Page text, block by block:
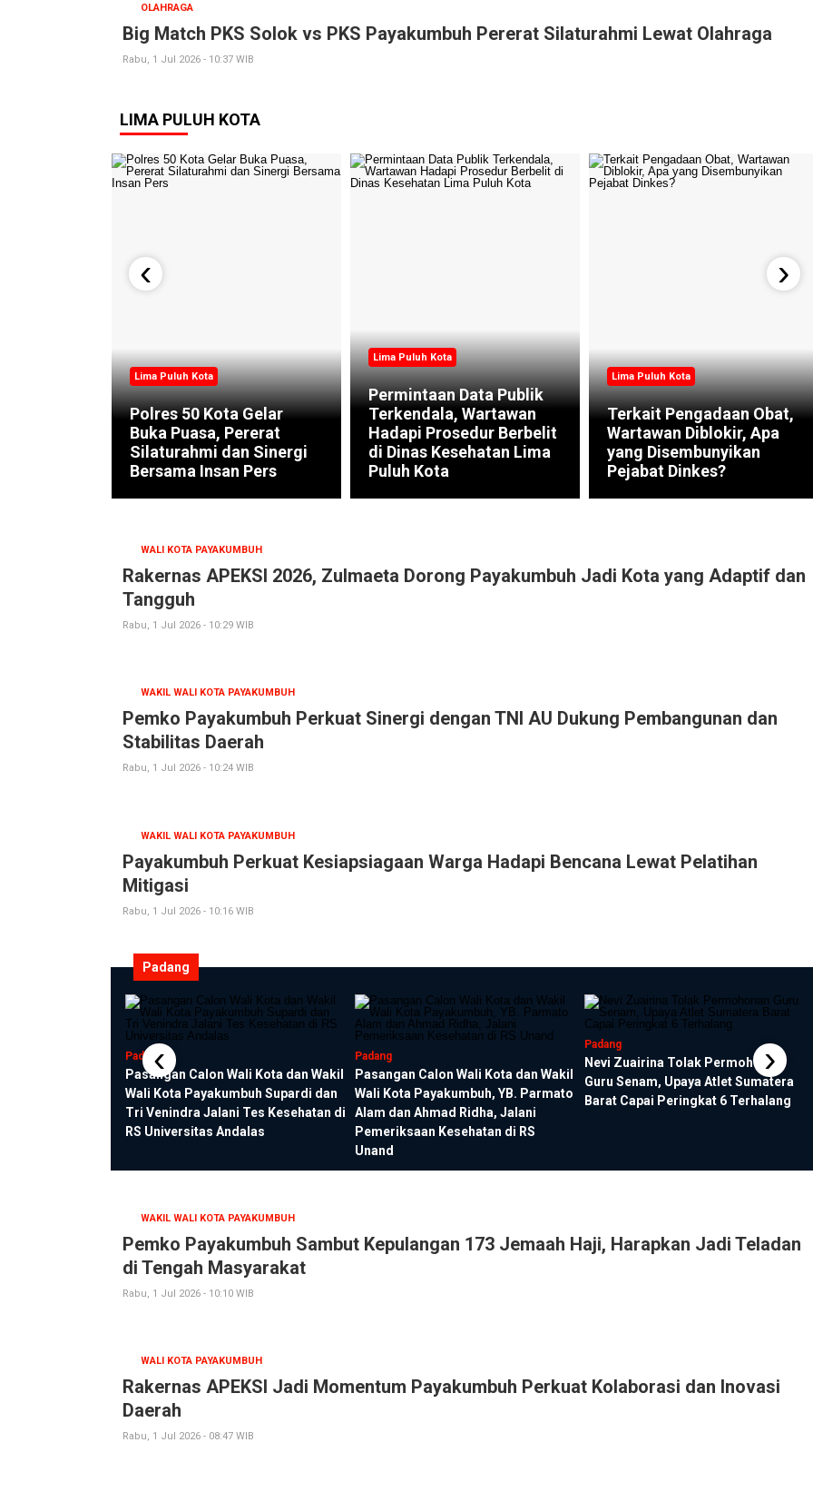
OLAHRAGA
Big Match PKS Solok vs PKS Payakumbuh Pererat Silaturahmi Lewat Olahraga
Rabu, 1 Jul 2026 - 10:37 WIB
LIMA PULUH KOTA
Lima Puluh Kota
Polres 50 Kota Gelar
Buka Puasa, Pererat
Silaturahmi dan Sinergi
Bersama Insan Pers
Lima Puluh Kota
Permintaan Data Publik
Terkendala, Wartawan
Hadapi Prosedur Berbelit
di Dinas Kesehatan Lima
Puluh Kota
Lima Puluh Kota
Terkait Pengadaan Obat,
Wartawan Diblokir, Apa
yang Disembunyikan
Pejabat Dinkes?
‹ ›
WALI KOTA PAYAKUMBUH
Rakernas APEKSI 2026, Zulmaeta Dorong Payakumbuh Jadi Kota yang Adaptif dan
Tangguh
Rabu, 1 Jul 2026 - 10:29 WIB
WAKIL WALI KOTA PAYAKUMBUH
Pemko Payakumbuh Perkuat Sinergi dengan TNI AU Dukung Pembangunan dan
Stabilitas Daerah
Rabu, 1 Jul 2026 - 10:24 WIB
WAKIL WALI KOTA PAYAKUMBUH
Payakumbuh Perkuat Kesiapsiagaan Warga Hadapi Bencana Lewat Pelatihan
Mitigasi
Rabu, 1 Jul 2026 - 10:16 WIB
Padang
Padang
Pasangan Calon Wali Kota dan Wakil
Wali Kota Payakumbuh Supardi dan
Tri Venindra Jalani Tes Kesehatan di
RS Universitas Andalas
Padang
Pasangan Calon Wali Kota dan Wakil
Wali Kota Payakumbuh, YB. Parmato
Alam dan Ahmad Ridha, Jalani
Pemeriksaan Kesehatan di RS
Unand
Padang
Nevi Zuairina Tolak Permohonan
Guru Senam, Upaya Atlet Sumatera
Barat Capai Peringkat 6 Terhalang
‹ ›
WAKIL WALI KOTA PAYAKUMBUH
Pemko Payakumbuh Sambut Kepulangan 173 Jemaah Haji, Harapkan Jadi Teladan
di Tengah Masyarakat
Rabu, 1 Jul 2026 - 10:10 WIB
WALI KOTA PAYAKUMBUH
Rakernas APEKSI Jadi Momentum Payakumbuh Perkuat Kolaborasi dan Inovasi
Daerah
Rabu, 1 Jul 2026 - 08:47 WIB